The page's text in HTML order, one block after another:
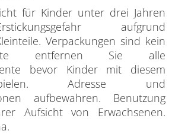
für Kinder unter drei Jahren
aufgrund
Verpackungen sind kein
entfernen Sie alle
bevor Kinder mit diesem
Adresse und
aufbewahren. Benutzung
Aufsicht von Erwachsenen.